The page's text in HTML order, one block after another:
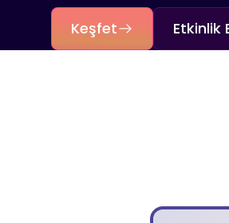
Keşfet Etkinlik